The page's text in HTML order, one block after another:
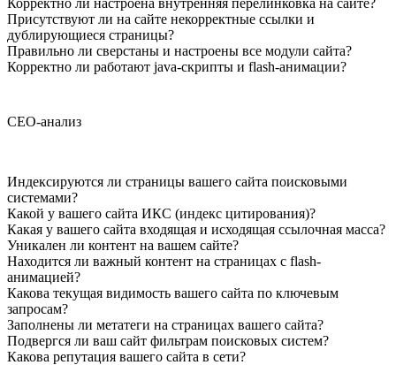
Присутствуют ли на сайте некорректные ссылки и
дублирующиеся страницы?
Правильно ли сверстаны и настроены все модули сайта?
Корректно ли работают java-скрипты и flash-анимации?
СЕО-анализ
Индексируются ли страницы вашего сайта поисковыми
системами?
Какой у вашего сайта ИКС (индекс цитирования)?
Какая у вашего сайта входящая и исходящая ссылочная масса?
Уникален ли контент на вашем сайте?
Находится ли важный контент на страницах с flash-
анимацией?
Какова текущая видимость вашего сайта по ключевым
запросам?
Заполнены ли метатеги на страницах вашего сайта?
Подвергся ли ваш сайт фильтрам поисковых систем?
Какова репутация вашего сайта в сети?